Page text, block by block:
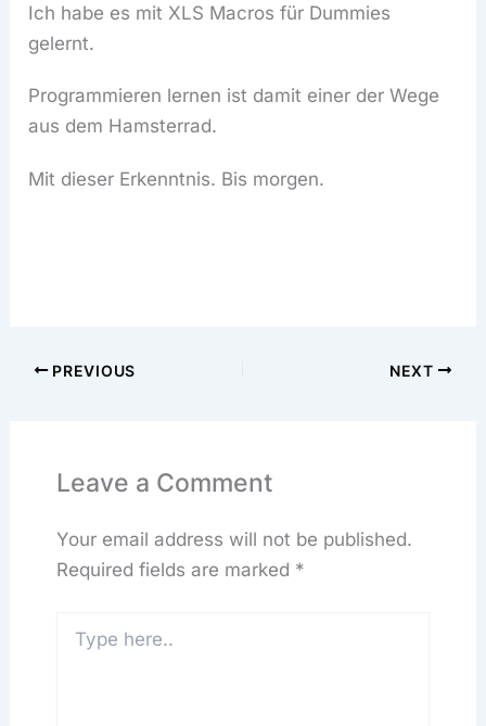
Ich habe es mit XLS Macros für Dummies
gelernt.
Programmieren lernen ist damit einer der Wege
aus dem Hamsterrad.
Mit dieser Erkenntnis. Bis morgen.
PREVIOUS NEXT
Leave a Comment
Your email address will not be published.
Required fields are marked *
here..